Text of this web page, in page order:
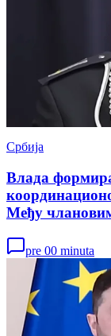
Србија
Влада
Међу
pre 00 minuta